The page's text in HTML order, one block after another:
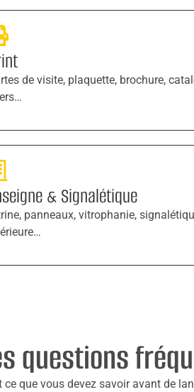
de visite, plaquette, brochure,
& Signalétique
panneaux, vitrophanie,
questions
ce que vous devez savoir avant de